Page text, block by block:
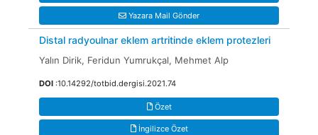
Yazara Mail Gönder
Distal radyoulnar eklem artritinde eklem protezleri
Yalın Dirik, Feridun Yumrukçal, Mehmet Alp
DOI :10.14292/totbid.dergisi.2021.74
Özet
İngilizce Özet